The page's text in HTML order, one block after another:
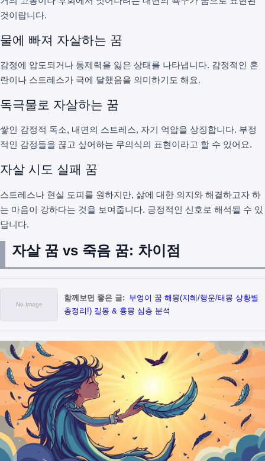
것이랍니다.
물에 빠져 자살하는 꿈
감정에 압도되거나 통제력을 잃은 상태를 나타냅니다. 감정적인 혼
란이나 스트레스가 극에 달했음을 의미하기도 해요.
독극물로 자살하는 꿈
쌓인 감정적 독소, 내면의 스트레스, 자기 억압을 상징합니다. 부정
적인 감정들을 끊고 싶어하는 무의식의 표현이라고 할 수 있어요.
자살 시도 실패 꿈
스트레스나 현실 도피를 원하지만, 삶에 대한 의지와 해결하고자 하
는 마음이 강하다는 것을 보여줍니다. 긍정적인 신호로 해석될 수 있
답니다.
자살 꿈 vs 죽음 꿈: 차이점
함께보면 좋은 글: 부엉이 꿈 해몽(지혜/행운/태몽 상황별
총정리!) 길몽 & 흉몽 심층 분석